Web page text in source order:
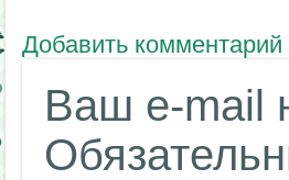
Добавить комментарий
Ваш e-mail